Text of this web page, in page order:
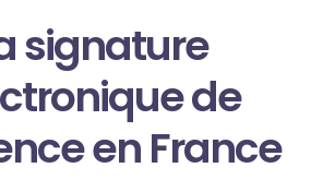
signature
de
en France